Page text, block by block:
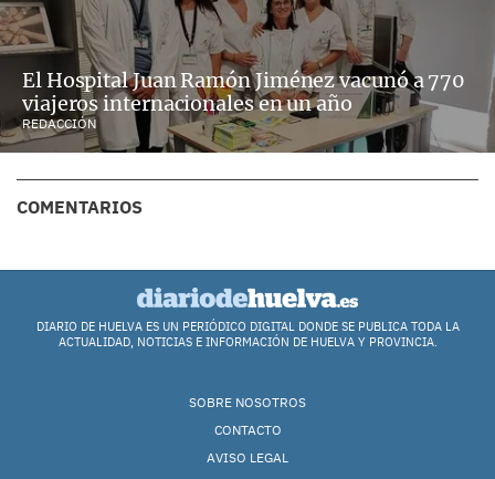
El Hospital Juan Ramón Jiménez vacunó a 770
viajeros internacionales en un año
REDACCIÓN
COMENTARIOS
DIARIO DE HUELVA ES UN PERIÓDICO DIGITAL DONDE SE PUBLICA TODA LA
ACTUALIDAD, NOTICIAS E INFORMACIÓN DE HUELVA Y PROVINCIA.
SOBRE NOSOTROS
CONTACTO
AVISO LEGAL